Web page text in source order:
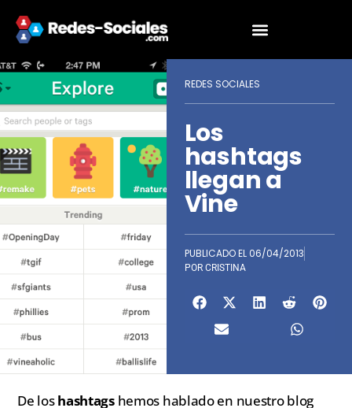
REDES SOCIALES
Los
hashtags
llegan a
Vine
PUBLICADO EL 06/04/2013
POR CRISTINA
De loshashtagshemos hablado en nuestro blog